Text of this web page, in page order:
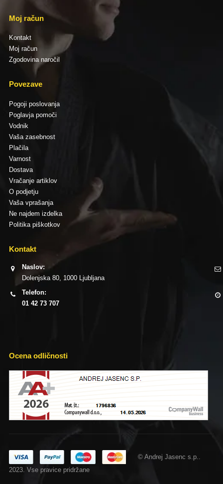
Moj račun
Kontakt
Moj račun
Zgodovina naročil
Povezave
Pogoji poslovanja
Poglavja pomoči
Vodnik
Vaša zasebnost
Plačila
Varnost
Dostava
Vračanje artiklov
O podjetju
Vaša vprašanja
Ne najdem izdelka
Politika piškotkov
Kontakt
Naslov:
Dolenjska 80, 1000 Ljubljana
Telefon:
01 42 73 707
Ocena odličnosti
© Andrej Jasenc s.p..
2023. Vse pravice pridržane